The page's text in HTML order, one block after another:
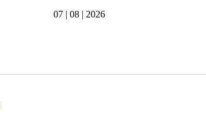
07 | 08 | 2026